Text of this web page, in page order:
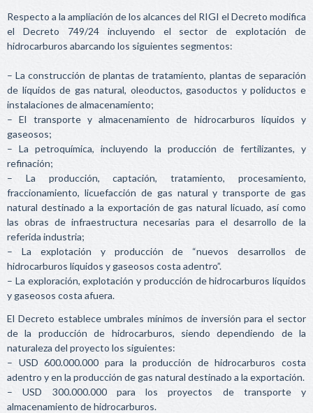
Respecto a la ampliación de los alcances del RIGI el Decreto modifica
el Decreto 749/24 incluyendo el sector de explotación de
hidrocarburos abarcando los siguientes segmentos:
– La construcción de plantas de tratamiento, plantas de separación
de líquidos de gas natural, oleoductos, gasoductos y poliductos e
instalaciones de almacenamiento;
– El transporte y almacenamiento de hidrocarburos líquidos y
gaseosos;
– La petroquímica, incluyendo la producción de fertilizantes, y
refinación;
– La producción, captación, tratamiento, procesamiento,
fraccionamiento, licuefacción de gas natural y transporte de gas
natural destinado a la exportación de gas natural licuado, así como
las obras de infraestructura necesarias para el desarrollo de la
referida industria;
– La explotación y producción de “nuevos desarrollos de
hidrocarburos líquidos y gaseosos costa adentro”.
– La exploración, explotación y producción de hidrocarburos líquidos
y gaseosos costa afuera.
El Decreto establece umbrales mínimos de inversión para el sector
de la producción de hidrocarburos, siendo dependiendo de la
naturaleza del proyecto los siguientes:
– USD 600.000.000 para la producción de hidrocarburos costa
adentro y en la producción de gas natural destinado a la exportación.
– USD 300.000.000 para los proyectos de transporte y
almacenamiento de hidrocarburos.